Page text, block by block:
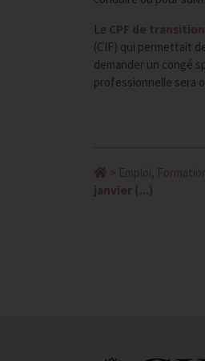
Le CPF de
(CIF) qui permettait
demander un congé
professionnelle sera
> Emploi,
janvier (...)